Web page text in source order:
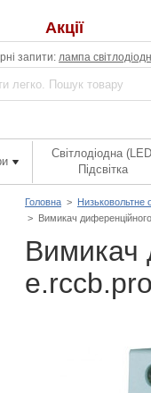
Акції
запити: лампа
Світлодіодна
Підсвітка
Головна > Низьковольтне
> Вимикач
Вимикач